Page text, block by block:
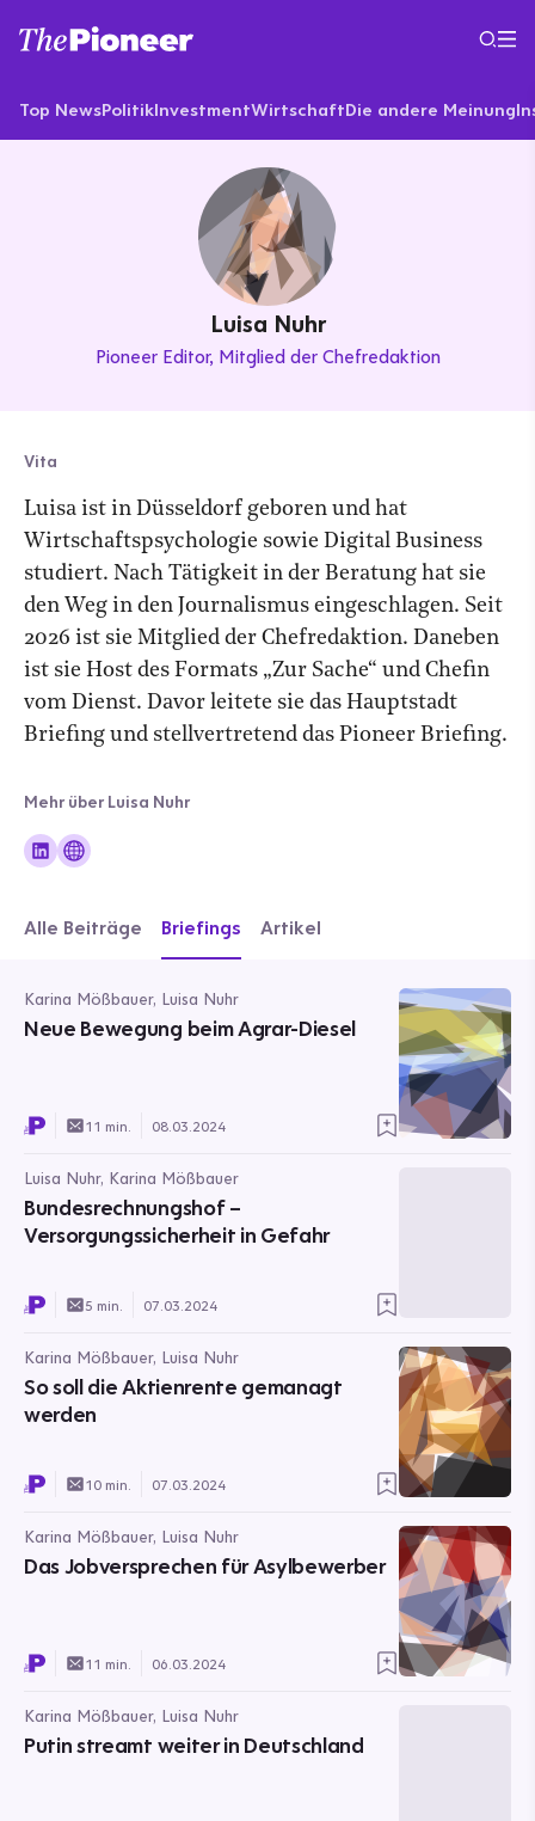
Top NewsPolitikInvestmentWirtschaftDie andere Meinung
Luisa Nuhr
Pioneer Editor Mitglied der Chefredaktion
Vita
Luisa ist in Düsseldorf geboren und hat
Wirtschaftspsychologie sowie Digital Business
studiert. Nach Tätigkeit in der Beratung hat sie
den Weg in den Journalismus eingeschlagen. Seit
2026 ist sie Mitglied der Chefredaktion. Daneben
ist sie Host des Formats „Zur Sache“ und Chefin
vom Dienst. Davor leitete sie das Hauptstadt
Briefing und stellvertretend das Pioneer Briefing.
Mehr über Luisa Nuhr
Alle Beiträge Briefings Artikel
Karina Mößbauer, Luisa Nuhr
Neue Bewegung beim Agrar-Diesel
11 min. 08.03.2024
Luisa Nuhr, Karina Mößbauer
Bundesrechnungshof –
Versorgungssicherheit in Gefahr
5 min. 07.03.2024
Karina Mößbauer, Luisa Nuhr
So soll die Aktienrente gemanagt
werden
10 min. 07.03.2024
Karina Mößbauer, Luisa Nuhr
Das Jobversprechen für Asylbewerber
11 min. 06.03.2024
Karina Mößbauer, Luisa Nuhr
Putin streamt weiter in Deutschland